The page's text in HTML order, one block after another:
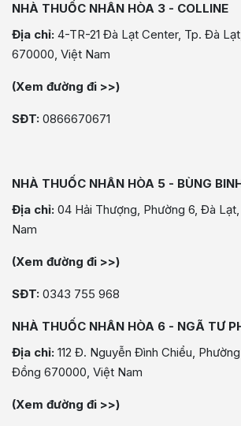
NHÀ THUỐC NHÂN HÒA 3 - COLLINE
Địa chỉ: 4-TR-21 Đà Lạt Center, Tp. Đà
670000, Việt Nam
(Xem đường đi >>)
SĐT: 0866670671
NHÀ THUỐC NHÂN HÒA 5 - BÙNG
Địa chỉ: 04 Hải Thượng, Phường 6, Đà
Nam
(Xem đường đi >>)
SĐT: 0343 755 968
NHÀ THUỐC NHÂN HÒA 6 - NGÃ TƯ
Địa chỉ: 112 Đ. Nguyễn Đình Chiểu,
Đồng 670000, Việt Nam
(Xem đường đi >>)